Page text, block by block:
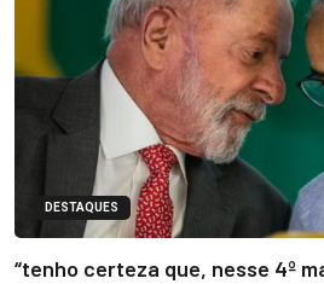
DESTAQUES
“tenho certeza que, nesse 4º